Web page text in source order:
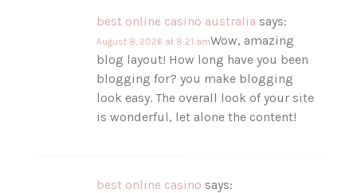
best online casino australia says:
August 8, 2026 at 8:21 amWow, amazing
blog layout! How long have you been
blogging for? you make blogging
look easy. The overall look of your site
is wonderful, let alone the content!
best online casino says: